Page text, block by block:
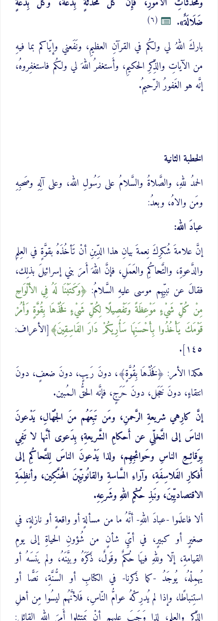
ضَلَالَةٌ». (٦)
باركَ اللهُ لي ولكُم في القرآنِ العظيمِ، ونَفَعني وإيّاكم بما فيهِ
من الآياتِ والذِّكرِ الحكيمِ، وأَستغفرُ اللهَ لي ولكُم فاستغفِروهُ،
إنَّه هو الغَفورُ الرّحيمُ.
الخطبة الثانية
الحمدُ للهِ، والصَّلاةُ والسَّلامُ على رَسُولِ الله، وعلى آلِهِ وصَحبِهِ
ومَن والاهُ، وبعدُ:
عبادَ الله:
إنَّ علامةَ شُكرِكَ نِعمةَ بيانِ هذا الدِّينِ أنْ تَأخُذَهُ بقوَّةٍ في العِلمِ
والدَّعوةِ، والتَّحاكُمِ والعَمَلِ، فإنَّ اللهَ أَمرَ بني إسرائيلَ بذلِك،
فقالَ عن نبيِّهِم موسى عليهِ السَّلامُ:
وَكَتَبْنَا لَهُ فِي الأَلْوَاحِ
مِنْ كُلِّ شَيْءٍ مَوْعِظَةً وَتَفْصِيلًا ‌لِكُلِّ ‌شَيْءٍ فَخُذْهَا بِقُوَّةٍ وَأْمُرْ
قَوْمَكَ يَأْخُذُوا بِأَحْسَنِهَا سَأُرِيكُمْ دَارَ الفَاسِقِينَ [الأعراف:
١٤٥].
هكذا الأمر: ﴿فَخُذْهَا بِقُوَّةٍ﴾، دونَ رَيبٍ، دونَ ضعفٍ، دونَ
انتقاءٍ، دونَ خَجَل، دونَ حَرَجٍ، فإنَّه الحقُّ الـمُبين.
إنَّ كارِهي شريعةِ الرَّحمنِ، ومَن تَبِعَهُم منَ الجُهّالِ، يَدْعونَ
الناسَ إلى التَّخلِّي عن أَحكامِ الشَّريعةِ؛ بِدَعوى أنَّها لا تَفِي
بِوَقائِعِ الناسِ وحَوائجِهِم، ولذا يَدْعونَ الناسَ لِلتَّحاكُمِ إلى
أَفكارِ الفَلاسِفَةِ، وآراءِ السَّاسةِ والقانُونيِّينَ المُحنَّكِين، وأنظِمَةِ
الاقتصاديِّينَ، ونَبذِ حُكْمِ اللهِ وشَرعِهِ.
ألا فاعلَموا -عبادَ اللهِ- أنَّهُ ما من مسألةٍ أو واقعةٍ أو نازلةٍ، في
صغيرٍ أو كبيرٍ، في أيِّ شأنٍ من شُؤونِ الحياةِ إلى يومِ
القيامةِ، إلّا وللهِ فيهَا حُكمٌ وقَولٌ، ذَكَرَهُ وبيَّنَهُ، ولم يَنسَهُ أو
يُهمِلْهُ، يُوجَدُ -كما ذَكرنا- في الكتابِ أو السُّنَّةِ، نَصًّا أو
استِنباطًا، وإذا لم يُدرِكْهُ عوامُّ النّاسِ، فَلأنَّهُم ليسُوا مِن أهلِ